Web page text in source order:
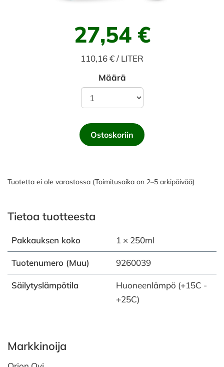
27,54 €
110,16 € / LITER
Määrä
Ostoskoriin
Tuotetta ei ole varastossa (Toimitusaika on 2–5 arkipäivää)
Tietoa tuotteesta
Pakkauksen koko 1 × 250ml
Tuotenumero (Muu) 9260039
Säilytyslämpötila
Huoneenlämpö (+15C -
+25C)
Markkinoija